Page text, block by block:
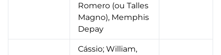
Romero (ou Talles
Magno), Memphis
Depay
Cássio; William,